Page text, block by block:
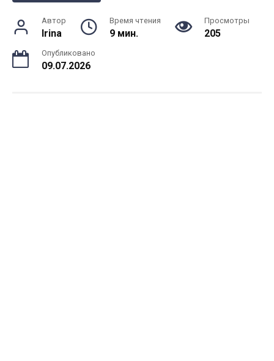
Автор
Irina
Время чтения
9 мин.
Просмотры
205
Опубликовано
09.07.2026